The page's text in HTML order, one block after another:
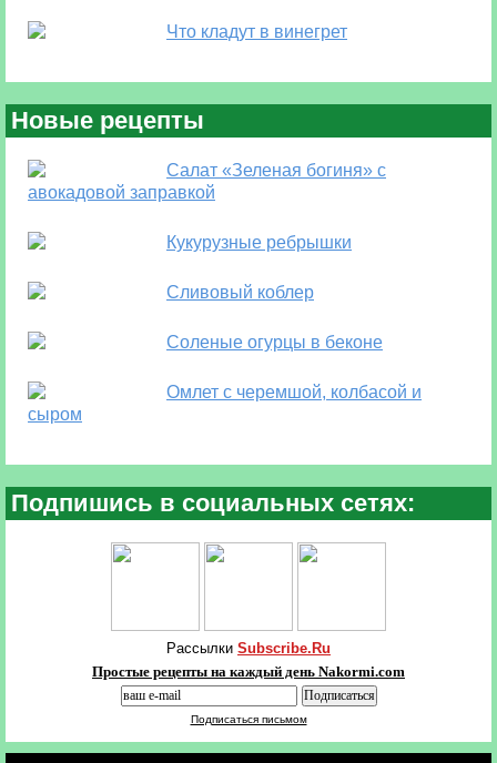
Что кладут в винегрет
Новые рецепты
Салат «Зеленая богиня» с
авокадовой заправкой
Кукурузные ребрышки
Сливовый коблер
Соленые огурцы в беконе
Омлет с черемшой, колбасой и
сыром
Подпишись в социальных сетях:
Рассылки Subscribe.Ru
Простые рецепты на каждый день Nakormi.com
Подписаться письмом